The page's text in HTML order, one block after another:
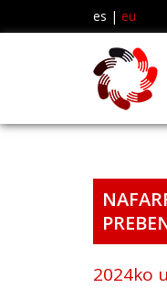
es | eu
2024ko